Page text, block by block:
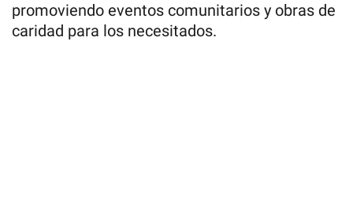
promoviendo eventos comunitarios y obras de
caridad para los necesitados.